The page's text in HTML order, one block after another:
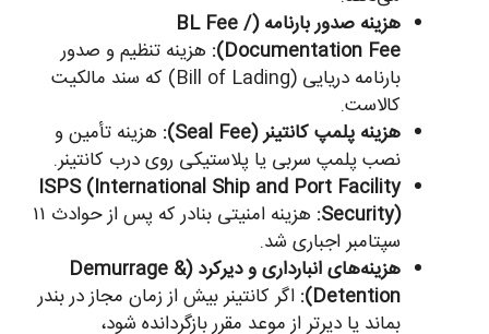
هزینه صدور بارنامه (BL Fee /
Documentation Fee):
هزینه تنظیم و صدور
بارنامه دریایی (Bill of Lading) که سند مالکیت
کالاست.
هزینه پلمپ کانتینر (Seal Fee):
هزینه تأمین و
نصب پلمپ سربی یا پلاستیکی روی درب کانتینر.
ISPS (International Ship and Port Facility
Security):
هزینه امنیتی بنادر که پس از حوادث ۱۱
سپتامبر اجباری شد.
هزینه‌های انبارداری و دیرکرد (Demurrage &
Detention):
اگر کانتینر بیش از زمان مجاز در بندر
بماند یا دیرتر از موعد مقرر بازگردانده شود،